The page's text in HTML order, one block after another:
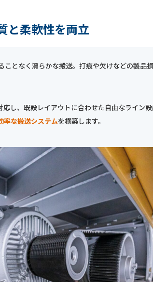
と柔軟性を両立
ことなく滑らかな搬送。打痕や欠けなどの製品
応し、既設レイアウトに合わせた自由なライン
率な搬送システムを構築します。